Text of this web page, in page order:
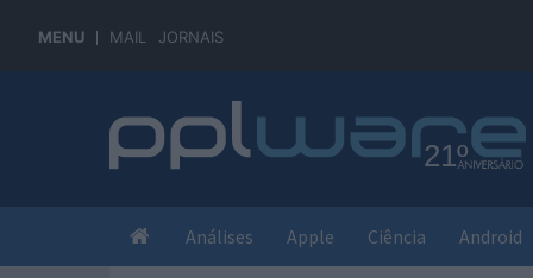
MENU MAIL JORNAIS
Análises Apple Ciência Android